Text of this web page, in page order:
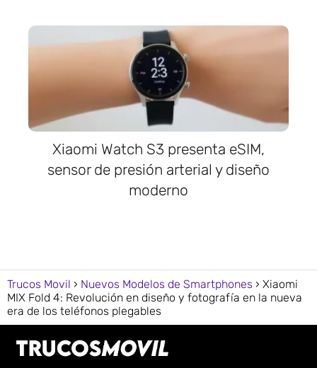
Xiaomi Watch S3 presenta eSIM,
sensor de presión arterial y diseño
moderno
Trucos Movil Nuevos Modelos de Smartphones
Xiaomi
MIX Fold 4: Revolución en diseño y fotografía en la nueva
era de los teléfonos plegables